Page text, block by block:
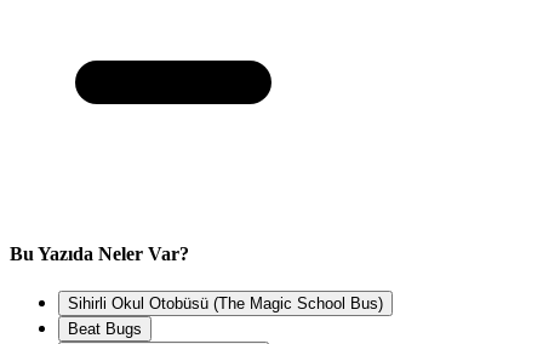
Bu Yazıda Neler Var?
Sihirli Okul Otobüsü (The Magic School Bus)
Beat Bugs